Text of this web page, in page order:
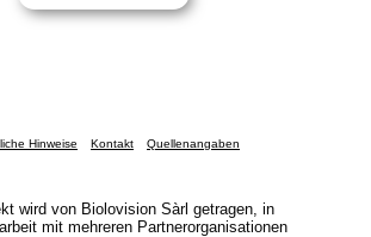
Hinweise Kontakt Quellenangaben
wird von Biolovision Sàrl getragen, in
mit mehreren Partnerorganisationen